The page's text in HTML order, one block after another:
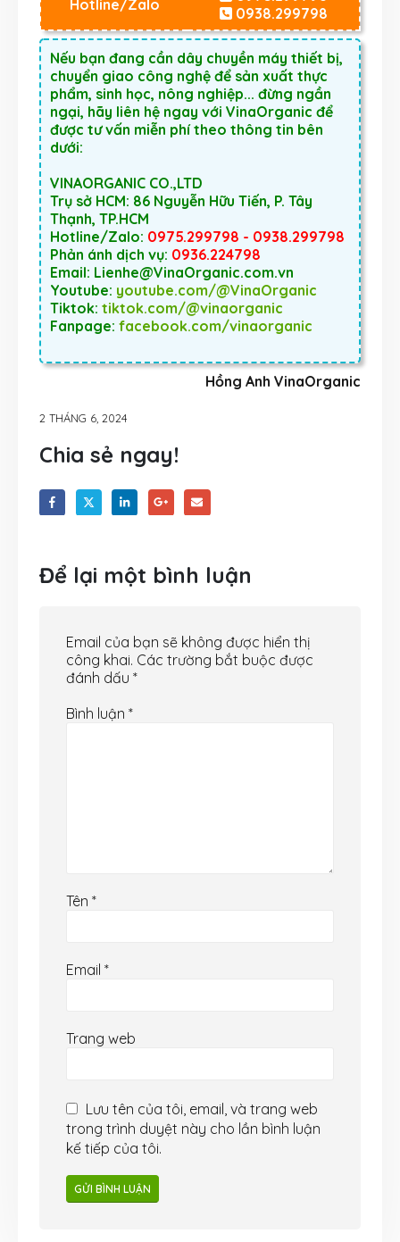
Hotline/Zalo
0938.299798
Nếu bạn đang cần dây chuyền máy thiết bị,
chuyển giao công nghệ để sản xuất thực
phẩm, sinh học, nông nghiệp... đừng ngần
ngại, hãy liên hệ ngay với VinaOrganic để
được tư vấn miễn phí theo thông tin bên
dưới:
VINAORGANIC CO.,LTD
Trụ sở HCM: 86 Nguyễn Hữu Tiến, P. Tây
Thạnh, TP.HCM
Hotline/Zalo: 0975.299798 - 0938.299798
Phản ánh dịch vụ: 0936.224798
Email: Lienhe@VinaOrganic.com.vn
Youtube: youtube.com/@VinaOrganic
Tiktok: tiktok.com/@vinaorganic
Fanpage: facebook.com/vinaorganic
Hồng Anh VinaOrganic
2 THÁNG 6, 2024
Chia sẻ ngay!
Để lại một bình luận
Email của bạn sẽ không được hiển thị
công khai. Các trường bắt buộc được
đánh dấu *
Bình luận *
Tên *
Email *
Trang web
Lưu tên của tôi, email, và trang web
trong trình duyệt này cho lần bình luận
kế tiếp của tôi.